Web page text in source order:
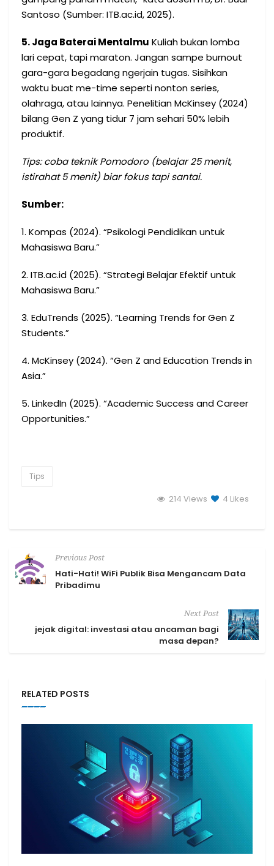
Santoso (Sumber: ITB.ac.id, 2025).
5. Jaga Baterai Mentalmu Kuliah bukan lomba
lari cepat, tapi maraton. Jangan sampe burnout
gara-gara begadang ngerjain tugas. Sisihkan
waktu buat me-time seperti nonton series,
olahraga, atau lainnya. Penelitian McKinsey (2024)
bilang Gen Z yang tidur 7 jam sehari 50% lebih
produktif.
Tips: coba teknik Pomodoro (belajar 25 menit,
istirahat 5 menit) biar fokus tapi santai.
Sumber:
1. Kompas (2024). “Psikologi Pendidikan untuk
Mahasiswa Baru.”
2. ITB.ac.id (2025). “Strategi Belajar Efektif untuk
Mahasiswa Baru.”
3. EduTrends (2025). “Learning Trends for Gen Z
Students.”
4. McKinsey (2024). “Gen Z and Education Trends in
Asia.”
5. LinkedIn (2025). “Academic Success and Career
Opportunities.”
Tips
214 Views 4 Likes
Previous Post
Hati-Hati! WiFi Publik Bisa Mengancam Data
Pribadimu
Next Post
jejak digital: investasi atau ancaman bagi
masa depan?
RELATED POSTS